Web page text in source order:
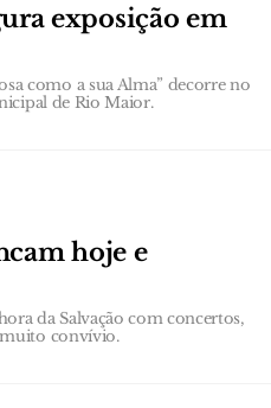
exposição em
como a sua Alma” decorre no
de Rio Maior.
hoje e
da Salvação com concertos,
muito convívio.